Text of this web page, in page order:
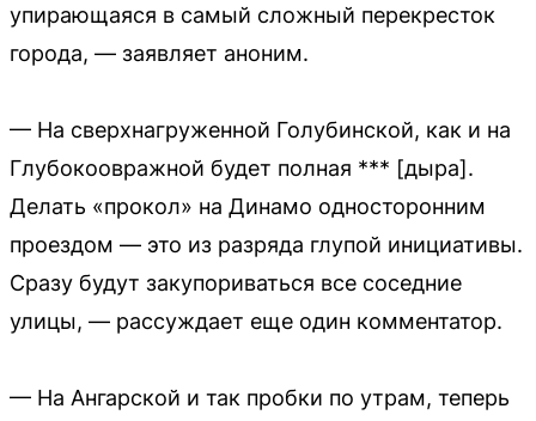
упирающаяся в самый сложный перекресток
города, — заявляет аноним.
— На сверхнагруженной Голубинской, как и на
Глубокоовражной будет полная *** [дыра].
Делать «прокол» на Динамо односторонним
проездом — это из разряда глупой инициативы.
Сразу будут закупориваться все соседние
улицы, — рассуждает еще один комментатор.
— На Ангарской и так пробки по утрам, теперь